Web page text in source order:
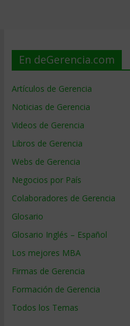
En deGerencia.com
Artículos de Gerencia
Noticias de Gerencia
Videos de Gerencia
Libros de Gerencia
Webs de Gerencia
Negocios por País
Colaboradores de Gerencia
Glosario
Glosario Inglés – Español
Los mejores MBA
Firmas de Gerencia
Formación de Gerencia
Todos los Temas